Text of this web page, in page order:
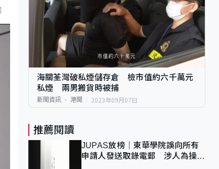
海關荃灣破私煙儲存倉 檢市值約六千萬元
私煙 兩男搬貨時被捕
新聞資訊 港聞 2023年09月07日
推薦閱讀
JUPAS放榜｜東華學院誤向所有
申請人發送取錄電郵 涉人為操作